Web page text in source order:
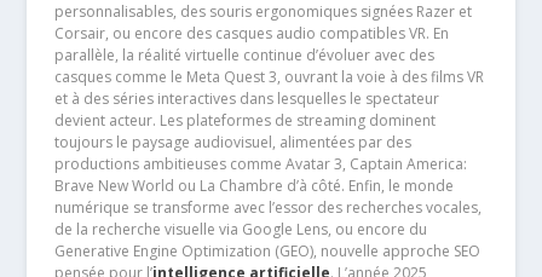
personnalisables, des souris ergonomiques signées Razer et
Corsair, ou encore des casques audio compatibles VR. En
parallèle, la réalité virtuelle continue d’évoluer avec des
casques comme le Meta Quest 3, ouvrant la voie à des films VR
et à des séries interactives dans lesquelles le spectateur
devient acteur. Les plateformes de streaming dominent
toujours le paysage audiovisuel, alimentées par des
productions ambitieuses comme Avatar 3, Captain America:
Brave New World ou La Chambre d’à côté. Enfin, le monde
numérique se transforme avec l’essor des recherches vocales,
de la recherche visuelle via Google Lens, ou encore du
Generative Engine Optimization (GEO), nouvelle approche SEO
pensée pour l’intelligence artificielle. L’année 2025